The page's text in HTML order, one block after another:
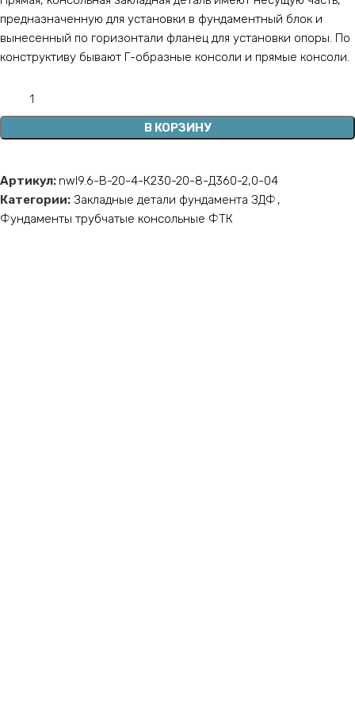
предназначенную для установки в фундаментный блок и
вынесенный по горизонтали фланец для установки опоры. По
конструктиву бывают Г-образные консоли и прямые консоли.
В КОРЗИНУ
Артикул: nwl9.6-В-20-4-К230-20-8-Д360-2,0-04
Категории: Закладные детали фундамента ЗДФ ,
Фундаменты трубчатые консольные ФТК